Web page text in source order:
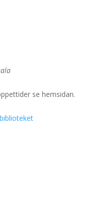
se hemsidan.